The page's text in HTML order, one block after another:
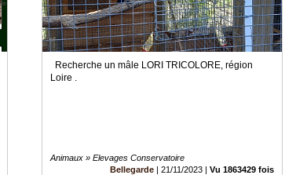
Recherche un mâle LORI TRICOLORE, région
Loire .
Animaux » Elevages Conservatoire
Bellegarde |21/11/2023 |Vu 1863429 fois